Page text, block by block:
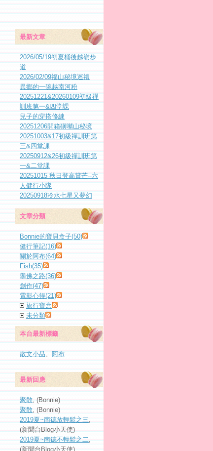
最新文章
2026/05/19初夏桶後越嶺步
道
2026/02/09福山秘境巡禮
異鄉的一碗越南河粉
20251221&20260109初級禪
訓班第一&四堂課
兒子的穿搭修練
20251206開箱磺嘴山秘境
20251003&17初級禪訓班第
三&四堂課
20250912&26初級禪訓班第
一&二堂課
20251015 秋日登高賞芒--六
人健行小隊
20250918冷水七星又夢幻
文章分類
Bonnie的寶貝盒子(50)
健行筆記(16)
關於阿布(64)
Fish(35)
學佛之路(36)
創作(47)
電影心得(21)
旅行寶盒
未分類
本台最新標籤
散文小品、阿布
最新回應
聚散, (Bonnie)
聚散, (Bonnie)
2019夏~南德放輕鬆之三,
(新聞台Blog小天使)
2019夏~南德不輕鬆之二,
(新聞台Blog小天使)